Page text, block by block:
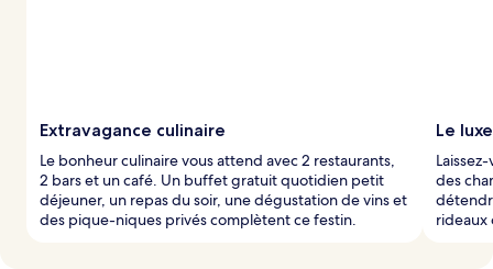
s
v
Extravagance culinaire
Le bonheur culinaire vous attend avec 2 restaurants,
2 bars et un café. Un buffet gratuit quotidien petit
déjeuner, un repas du soir, une dégustation de vins et
des pique-niques privés complètent ce festin.
Le
des
rideaux